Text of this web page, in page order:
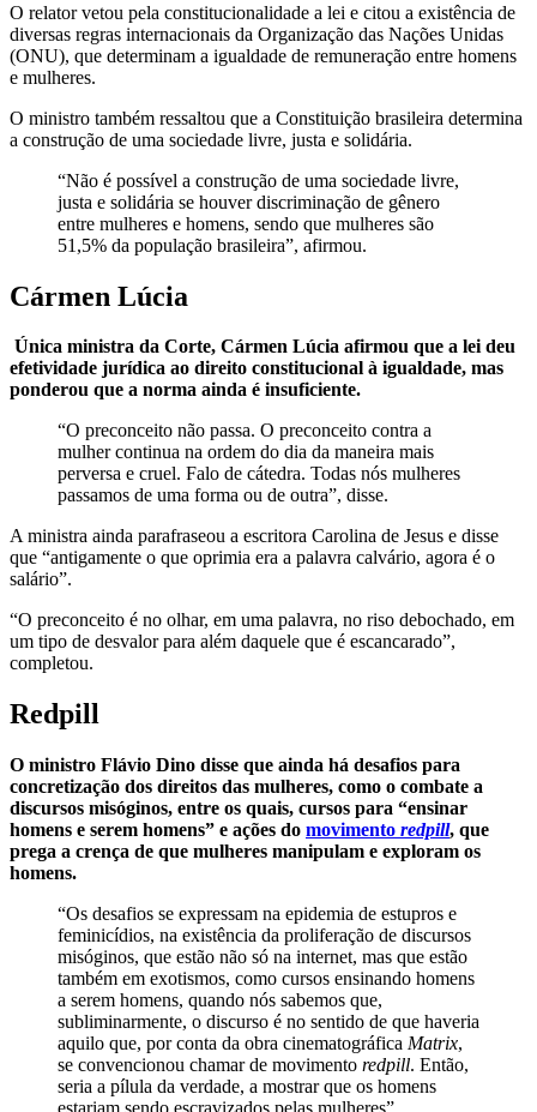
O relator vetou pela constitucionalidade a lei e citou a existência de
diversas regras internacionais da Organização das Nações Unidas
(ONU), que determinam a igualdade de remuneração entre homens
e mulheres.
O ministro também ressaltou que a Constituição brasileira determina
a construção de uma sociedade livre, justa e solidária.
“Não é possível a construção de uma sociedade livre,
justa e solidária se houver discriminação de gênero
entre mulheres e homens, sendo que mulheres são
51,5% da população brasileira”, afirmou.
Cármen Lúcia
Única ministra da Corte, Cármen Lúcia afirmou que a lei deu
efetividade jurídica ao direito constitucional à igualdade, mas
ponderou que a norma ainda é insuficiente.
“O preconceito não passa. O preconceito contra a
mulher continua na ordem do dia da maneira mais
perversa e cruel. Falo de cátedra. Todas nós mulheres
passamos de uma forma ou de outra”, disse.
A ministra ainda parafraseou a escritora Carolina de Jesus e disse
que “antigamente o que oprimia era a palavra calvário, agora é o
salário”.
“O preconceito é no olhar, em uma palavra, no riso debochado, em
um tipo de desvalor para além daquele que é escancarado”,
completou.
Redpill
O ministro Flávio Dino disse que ainda há desafios para
concretização dos direitos das mulheres, como o combate a
discursos misóginos, entre os quais, cursos para “ensinar
homens e serem homens” e ações do movimento redpill, que
prega a crença de que mulheres manipulam e exploram os
homens.
“Os desafios se expressam na epidemia de estupros e
feminicídios, na existência da proliferação de discursos
misóginos, que estão não só na internet, mas que estão
também em exotismos, como cursos ensinando homens
a serem homens, quando nós sabemos que,
subliminarmente, o discurso é no sentido de que haveria
aquilo que, por conta da obra cinematográfica Matrix,
se convencionou chamar de movimento redpill. Então,
seria a pílula da verdade, a mostrar que os homens